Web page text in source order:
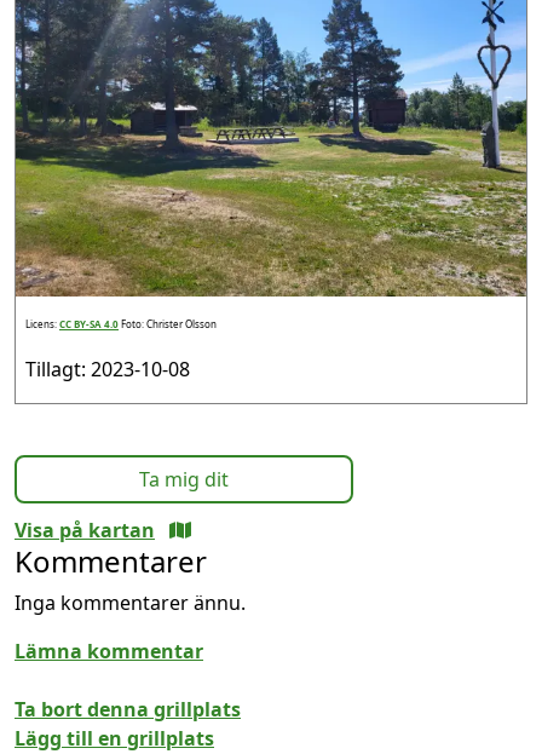
Licens:CC BY-SA 4.0Foto: Christer Olsson
Tillagt: 2023-10-08
Ta mig dit
Visa på kartan
Kommentarer
Inga kommentarer ännu.
Lämna kommentar
Ta bort denna grillplats
Lägg till en grillplats